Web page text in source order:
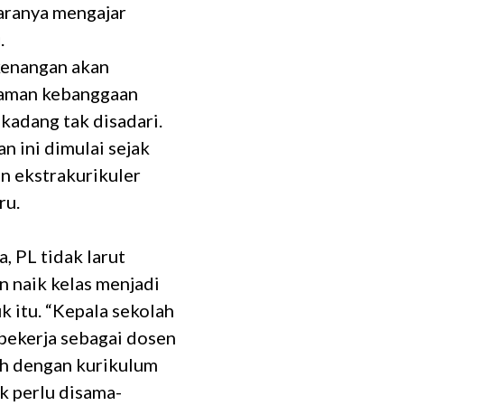
mengajar
akan
kebanggaan
tak disadari.
ini dimulai sejak
ekstrakurikuler
PL tidak larut
naik kelas menjadi
itu. “Kepala sekolah
sebagai dosen
dengan kurikulum
perlu disama-